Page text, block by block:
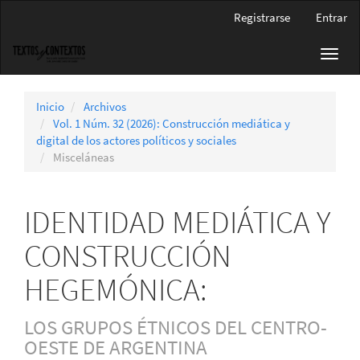
principal
Barra
Registrarse Entrar
Inicio
Archivos
Vol. 1 Núm. 32 (2026): Construcción mediática y
digital de los actores políticos y sociales
Misceláneas
IDENTIDAD MEDIÁTICA Y
CONSTRUCCIÓN
HEGEMÓNICA:
LOS GRUPOS ÉTNICOS DEL CENTRO-
OESTE DE ARGENTINA